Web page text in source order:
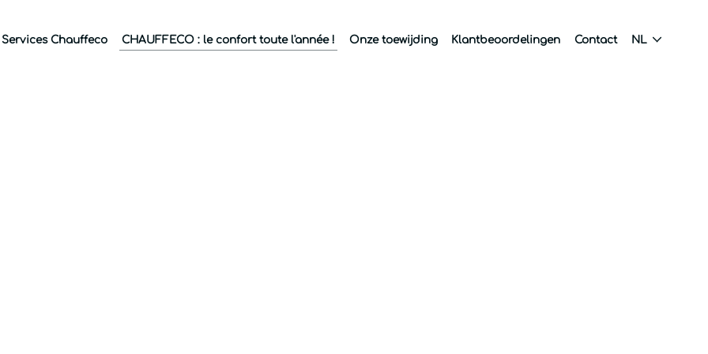
Services Chauffeco CHAUFFECO : le confort toute l'année ! Onze toewijding Klantbeoordelingen Contact NL